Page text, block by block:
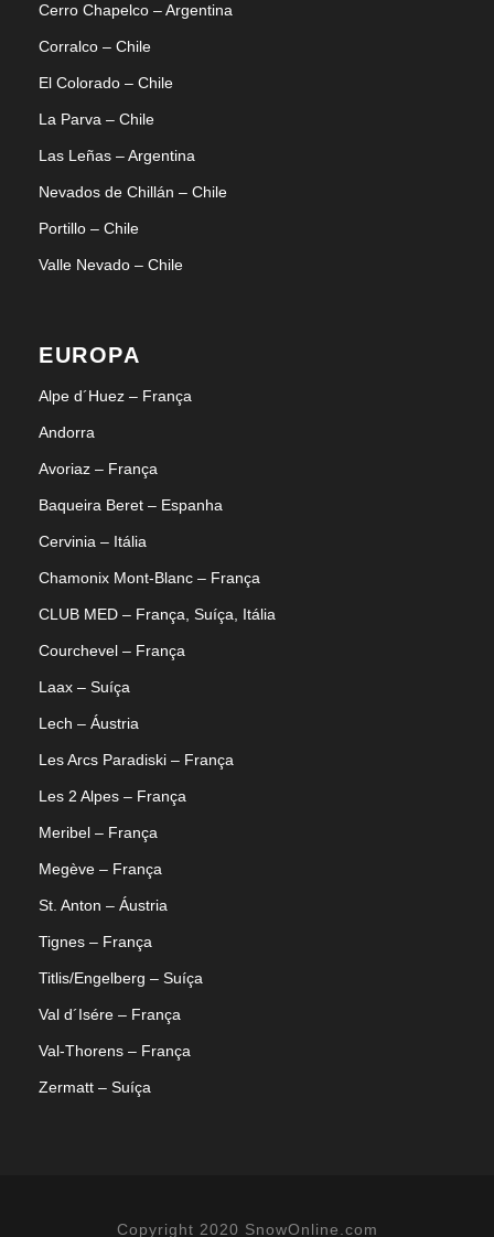
Cerro Chapelco – Argentina
Corralco – Chile
El Colorado – Chile
La Parva – Chile
Las Leñas – Argentina
Nevados de Chillán – Chile
Portillo – Chile
Valle Nevado – Chile
EUROPA
Alpe d´Huez – França
Andorra
Avoriaz – França
Baqueira Beret – Espanha
Cervinia – Itália
Chamonix Mont-Blanc – França
CLUB MED – França, Suíça, Itália
Courchevel – França
Laax – Suíça
Lech – Áustria
Les Arcs Paradiski – França
Les 2 Alpes – França
Meribel – França
Megève – França
St. Anton – Áustria
Tignes – França
Titlis/Engelberg – Suíça
Val d´Isére – França
Val-Thorens – França
Zermatt – Suíça
Copyright 2020 SnowOnline.com